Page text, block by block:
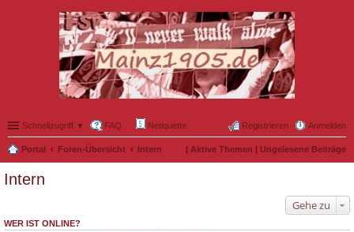
Schnellzugriff ▼ FAQ Netiquette Anmelden
Registrieren
Portal Foren-Übersicht Intern | Aktive Themen | Ungelesene Beiträge
Intern
Gehe zu
WER IST ONLINE?